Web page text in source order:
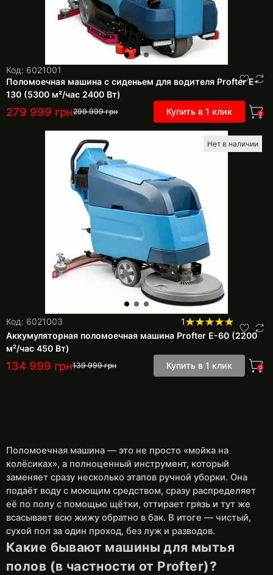
Код: 6021001
Поломоечная машина с сиденьем для водителя Profter E-
130 (5300 м²/час 2400 Вт)
279 999 грн299 999грн Купить в 1 клик 0
Нет в наличии
Код: 6021003
1
Аккумуляторная поломоечная машина Profter E-60 (2200
м²/час 450 Вт)
134 999 грн139 999грн Купить в 1 клик 0
Поломоечная машина — это не просто «мойка на
колёсиках», а полноценный инструмент, который
заменяет сразу несколько этапов ручной уборки. Она
подаёт воду с моющим средством, сразу распределяет
её по полу с помощью щётки, оттирает грязь и тут же
всасывает всю жижу обратно в бак. В итоге — чистый,
сухой пол за один проход, без луж и разводов.
Какие бывают машины для мытья
полов (в частности от Profter)?